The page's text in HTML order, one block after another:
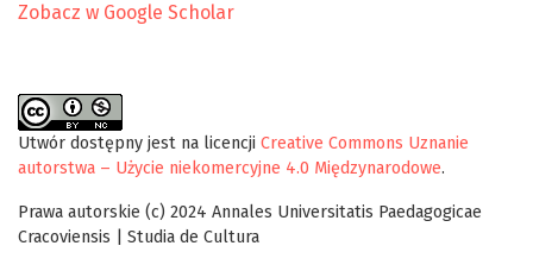
Zobacz w Google Scholar
Utwór dostępny jest na licencji Creative Commons Uznanie
autorstwa – Użycie niekomercyjne 4.0 Międzynarodowe.
Prawa autorskie (c) 2024 Annales Universitatis Paedagogicae
Cracoviensis | Studia de Cultura